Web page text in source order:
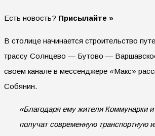
Есть новость? Присылайте »
В столице начинается строительство
трассу Солнцево — Бутово —
своем канале в мессенджере «Макс»
Собянин.
«Благодаря ему жители Коммунарки
получат современную транспортную